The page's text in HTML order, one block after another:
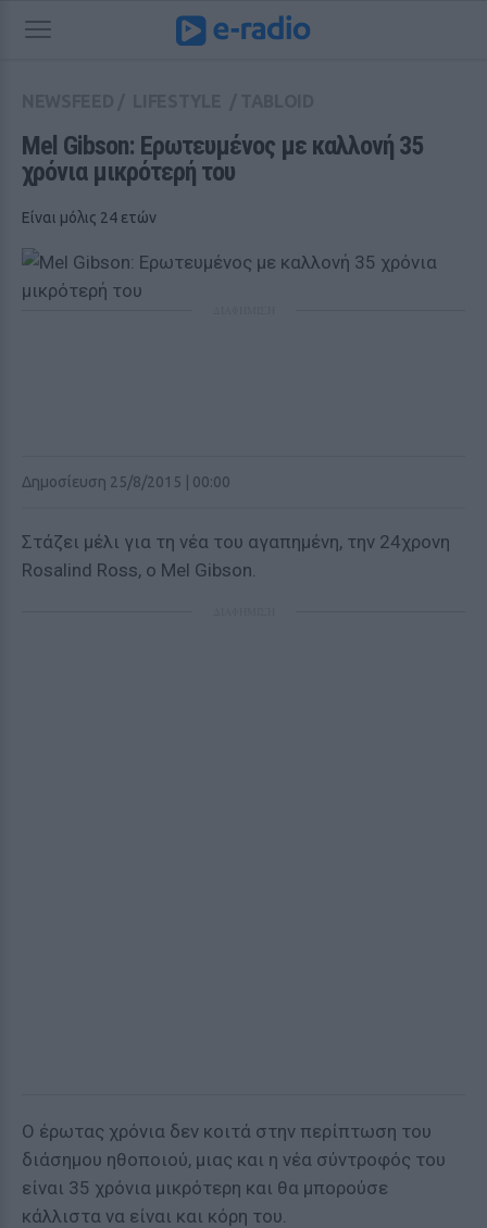
Mel Gibson: Ερωτευμένος με καλλονή 35
χρόνια μικρότερή του
Είναι μόλις 24 ετών
Δημοσίευση 25/8/2015 | 00:00
Στάζει μέλι για τη νέα του αγαπημένη, την 24χρονη
Rosalind Ross, ο Mel Gibson.
Ο έρωτας χρόνια δεν κοιτά στην περίπτωση του
διάσημου ηθοποιού, μιας και η νέα σύντροφός του
είναι 35 χρόνια μικρότερη και θα μπορούσε
κάλλιστα να είναι και κόρη του.